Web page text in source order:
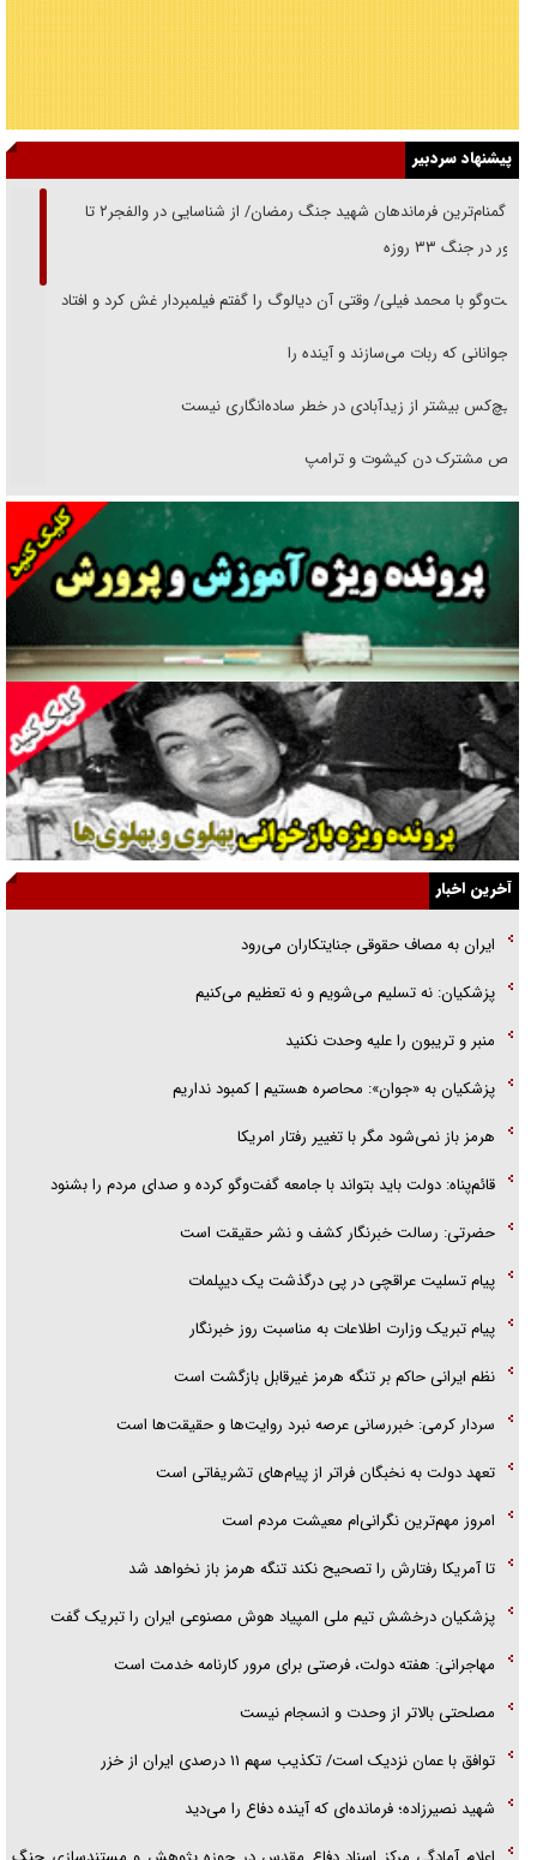
پیشنهاد سردبیر
از گمنام‌ترین فرماندهان شهید جنگ رمضان/ از شناسایی در والفجر۲ تا
حضور در جنگ ۳۳ روزه
گفت‌وگو با محمد فیلی/ وقتی آن دیالوگ را گفتم فیلمبردار غش کرد و افتاد
نوجوانانی که ربات می‌سازند و آینده را
هیچ‌کس بیشتر از زیدآبادی در خطر ساده‌انگاری نیست
رقص مشترک دن کیشوت و ترامپ
دنده دولت به واگذاری مسئله‌دار ایران‌خودرو/ خصوصی‌سازی یا انحصار؟
غریزه‌ی بقا و آقای باقی و رفقا
جراحی‌های زیبایی با مدرک فوق‌دیپلم! + گفت‌وگو با متهم
گفت‌وگو با همسر یکی از شهدای جنگ رمضان/ پیکر بی‌سر شهید را از
انگشت‌های پا شناسایی کردیم
نسلی که آنلاین الگو می‌گیرد
گفت‌وگو با آیت‌الله جاودان/ جفای مخالفان مکانت معنوی رهبر شهید را
ارتقا می‌داد
راننده مست به قانون می‌خندد
همه آقای دوربینی شده‌ایم!
قصه ناتمام سرویس مدارس
آیا مقاومت فلسطین خلع‌سلاح می‌شود؟
آخرین اخبار
ایران به مصاف حقوقی جنایتکاران می‌رود
پزشکیان: نه تسلیم می‌شویم و نه تعظیم می‌کنیم
منبر و تریبون را علیه وحدت نکنید
پزشکیان به «جوان»: محاصره هستیم | کمبود نداریم
هرمز باز نمی‌شود مگر با تغییر رفتار امریکا
قائم‌پناه: دولت باید بتواند با جامعه گفت‌و‌گو کرده و صدای مردم را بشنود
حضرتی: رسالت خبرنگار کشف و نشر حقیقت است
پیام تسلیت عراقچی در پی درگذشت یک دیپلمات
پیام تبریک وزارت اطلاعات به مناسبت روز خبرنگار
نظم ایرانی حاکم بر تنگه هرمز غیرقابل بازگشت است
سردار کرمی: خبررسانی عرصه نبرد روایت‌ها و حقیقت‌ها است
تعهد دولت به نخبگان فراتر از پیام‎‌های تشریفاتی است
امروز مهم‌ترین نگرانی‌ام معیشت مردم است
تا آمریکا رفتارش را تصحیح نکند تنگه هرمز باز نخواهد شد
پزشکیان درخشش تیم ملی المپیاد هوش مصنوعی ایران را تبریک گفت
مهاجرانی: هفته دولت، فرصتی برای مرور کارنامه خدمت است
مصلحتی بالاتر از وحدت و انسجام نیست
توافق با عمان نزدیک است/ تکذیب سهم ۱۱ درصدی ایران از خزر
شهید نصیرزاده؛ فرمانده‌ای که آینده دفاع را می‌دید